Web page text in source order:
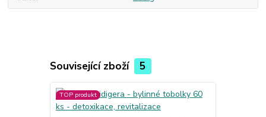
Související zboží 5
TOP produkt